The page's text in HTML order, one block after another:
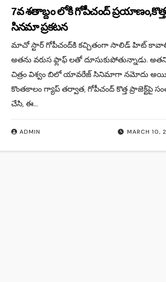
7వ శతాబ్దం లోకి గోపీచంద్ ప్రయాణం,కొత్త
సినమా ప్రకటన
MARCH 10,
ADMIN
మాచో స్టార్ గోపీచంద్‌కి కచ్చితంగా సాలిడ్ హిట్
అతను వరుస ఫ్లాఫ్ లతో దూసుకుపోతున్నాడు.
చిత్రం విశ్వం బిలో యావరేజ్ సినిమాగా నమోదు
కొంతకాలం గ్యాప్ తర్వాత, గోపీచంద్ కొత్త ప్రాజెక్ట్‌పై
చేసి, ఈ…